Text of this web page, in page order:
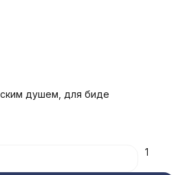
душем, для биде
1